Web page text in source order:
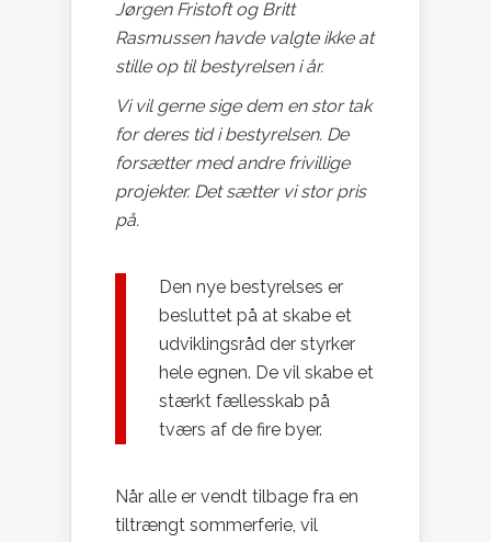
Jørgen Fristoft og Britt
Rasmussen havde valgte ikke at
stille op til bestyrelsen i år.
Vi vil gerne sige dem en stor tak
for deres tid i bestyrelsen. De
forsætter med andre frivillige
projekter. Det sætter vi stor pris
på.
Den nye bestyrelses er
besluttet på at skabe et
udviklingsråd der styrker
hele egnen. De vil skabe et
stærkt fællesskab på
tværs af de fire byer.
Når alle er vendt tilbage fra en
tiltrængt sommerferie, vil